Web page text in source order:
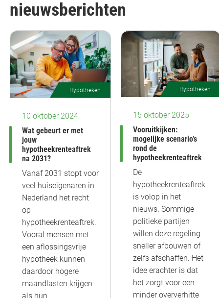
nieuwsberichten
Hypotheken
10 oktober 2024
Wat gebeurt er met
jouw
hypotheekrenteaftrek
na 2031?
Vanaf 2031 stopt voor
veel huiseigenaren in
Nederland het recht
op
hypotheekrenteaftrek.
Vooral mensen met
een aflossingsvrije
hypotheek kunnen
daardoor hogere
maandlasten krijgen
als hun
Hypotheken
15 oktober 2025
Vooruitkijken:
mogelijke scenario’s
rond de
hypotheekrenteaftrek
De
hypotheekrenteaftrek
is volop in het
nieuws. Sommige
politieke partijen
willen deze regeling
sneller afbouwen of
zelfs afschaffen. Het
idee erachter is dat
het zorgt voor een
minder oververhitte